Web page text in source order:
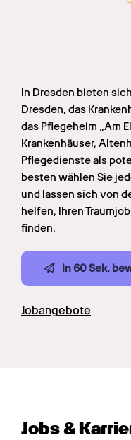
In Dresden bieten
Dresden, das
das Pflegeheim „Am
Krankenhäuser,
Pflegedienste als
besten wählen Sie
und lassen sich von
helfen, Ihren
finden.
In 60 Sek.
Jobangebote
Jobs &